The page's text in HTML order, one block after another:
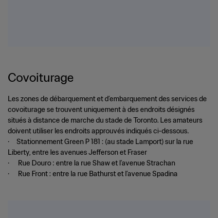
Covoiturage
Les zones de débarquement et d’embarquement des services de
covoiturage se trouvent uniquement à des endroits désignés
situés à distance de marche du stade de Toronto. Les amateurs
doivent utiliser les endroits approuvés indiqués ci-dessous.
· Stationnement Green P 181 : (au stade Lamport) sur la rue
Liberty, entre les avenues Jefferson et Fraser
· Rue Douro : entre la rue Shaw et l’avenue Strachan
· Rue Front : entre la rue Bathurst et l’avenue Spadina